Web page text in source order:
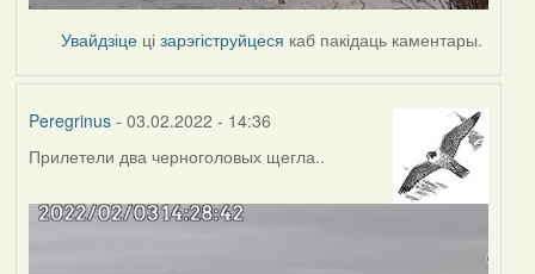
Увайдзіце цізарэгіструйцеся каб пакідаць каментары.
Peregrinus- 03.02.2022 - 14:36
Прилетели два черноголовых щегла..